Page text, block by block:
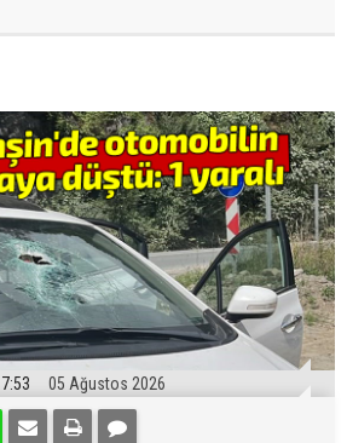
05 Ağustos 2026